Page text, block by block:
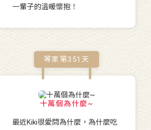
一輩子的溫暖懷抱！
等家第351 天
十萬個為什麼~
最近Kiki很愛問為什麼，為什麼吃